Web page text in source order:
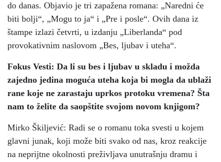
do danas. Objavio je tri zapažena romana: „Naredni će
biti bolji“, „Mogu to ja“ i „Pre i posle“. Ovih dana iz
štampe izlazi četvrti, u izdanju „Liberlanda“ pod
provokativnim naslovom „Bes, ljubav i uteha“.
Fokus Vesti: Da li su bes i ljubav u skladu i možda
zajedno jedina moguća uteha koja bi mogla da ublaži
rane koje ne zarastaju uprkos protoku vremena? Šta
nam to želite da saopštite svojom novom knjigom?
Mirko Škiljević: Radi se o romanu toka svesti u kojem
glavni junak, koji može biti svako od nas, kroz reakcije
na neprijtne okolnosti preživljava unutrašnju dramu i